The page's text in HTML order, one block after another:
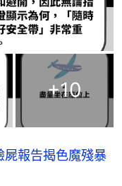
+10
報告揭色魔殘暴